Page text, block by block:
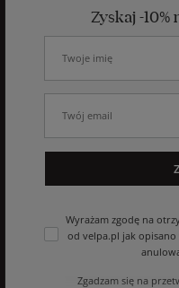
Zyskaj -10%
Wyrażam zgodę na
od velpa.pl jak opisano
Zgadzam się na